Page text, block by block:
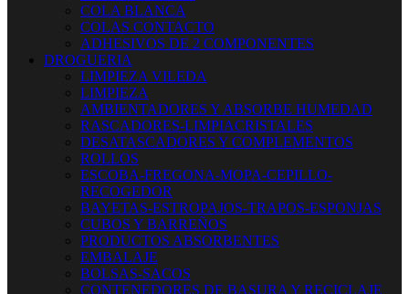
COLA BLANCA
COLAS CONTACTO
ADHESIVOS DE 2 COMPONENTES
DROGUERIA
LIMPIEZA VILEDA
LIMPIEZA
AMBIENTADORES Y ABSORBE HUMEDAD
RASCADORES-LIMPIACRISTALES
DESATASCADORES Y COMPLEMENTOS
ROLLOS
ESCOBA-FREGONA-MOPA-CEPILLO-
RECOGEDOR
BAYETAS-ESTROPAJOS-TRAPOS-ESPONJAS
CUBOS Y BARREÑOS
PRODUCTOS ABSORBENTES
EMBALAJE
BOLSAS-SACOS
CONTENEDORES DE BASURA Y RECICLAJE